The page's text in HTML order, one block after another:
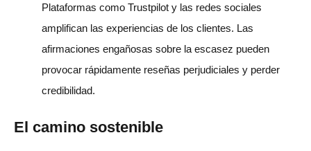
Plataformas como Trustpilot y las redes sociales
amplifican las experiencias de los clientes. Las
afirmaciones engañosas sobre la escasez pueden
provocar rápidamente reseñas perjudiciales y perder
credibilidad.
El camino sostenible